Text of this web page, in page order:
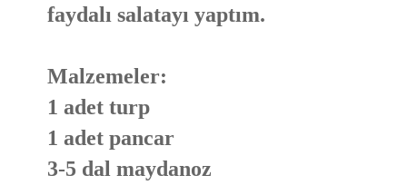
faydalı salatayı yaptım.
Malzemeler:
1 adet turp
1 adet pancar
3-5 dal maydanoz